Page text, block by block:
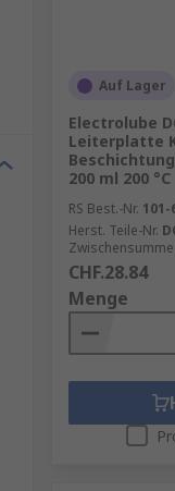
Auf Lager
Electrolube
Leiterplatte
200 ml 200 °C
RS Best.-Nr. 101-
Herst. Teile-Nr.
Zwischensumme
CHF.28.84
Menge